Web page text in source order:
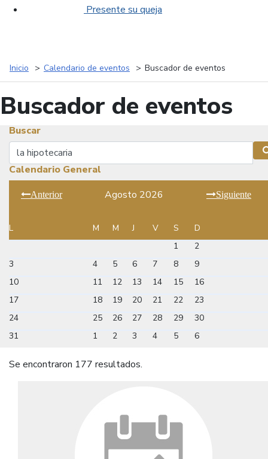
Presente su queja
Inicio Calendario de eventos Buscador de eventos
Buscador de eventos
Buscar
Buscar
Calendario General
Anterior Agosto 2026 Siguiente
L M M J V S
D
1
2
3
4 5 6 7 8
9
10
11 12 13 14 15
16
17
18 19 20 21 22
23
24
25 26 27 28 29
30
31
1 2 3 4 5 6
Se encontraron 177 resultados.